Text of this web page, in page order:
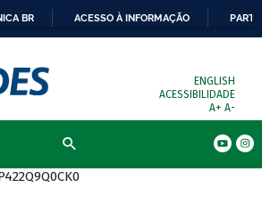
BR ACESSO À INFORMAÇÃO
ENGLISH
ACESSIBILIDADE
A+ A-